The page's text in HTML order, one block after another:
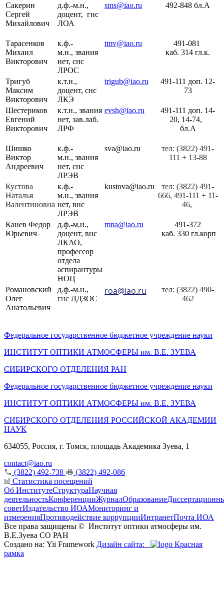
Сакерин
Сергей
Михайлович
д.ф.-м.н.,
доцент, гнс
ЛОА
sms@iao.ru 492-848 бл.А
Тарасенков
Михаил
Викторович
к.ф.-
м.н., звания
нет, снс
ЛРОС
tmv@iao.ru
491-081
каб. 314 гл.к.
Тригуб
Максим
Викторович
к.т.н.,
доцент, снс
ЛКЭ
trigub@iao.ru
491-111 доп. 12-
73
Шестериков
Евгений
Викторович
к.т.н., звания
нет, зав.лаб.
ЛРФ
evsh@iao.ru
491-111 доп. 14-
20, 14-74,
бл.А
Шишко
Виктор
Андреевич
к.ф.-
м.н., звания
нет, снс
ЛРЭВ
sva@iao.ru
тел: (3822) 491-
111 + 13-88
Кустова
Наталья
Валентиновна
к.ф.-
м.н., звания
нет, внс
ЛРЭВ
kustova@iao.ru
тел: (3822) 491-
666, 491-111 + 11-
46,
Канев Федор
Юрьевич
д.ф.-м.н.,
доцент, внс
ЛКАО,
профессор
отдела
аспирантуры
НОЦ
mna@iao.ru
491-372
каб. 330 гл.корп
Романовский
Олег
Анатольевич
д.ф.-м.н.,
гнс ЛДЗОС
roa@iao.ru
тел: (3822) 490-
462
Федеральное государственное бюджетное учреждение науки
ИНСТИТУТ ОПТИКИ АТМОСФЕРЫ им. В.Е. ЗУЕВА
СИБИРСКОГО ОТДЕЛЕНИЯ РАН
Федеральное государственное бюджетное учреждение науки
ИНСТИТУТ ОПТИКИ АТМОСФЕРЫ им. В.Е. ЗУЕВА
СИБИРСКОГО ОТДЕЛЕНИЯ РОССИЙСКОЙ АКАДЕМИИ
НАУК
634055, Россия, г. Томск, площадь Академика Зуева, 1
contact@iao.ru
(3822) 492-738
(3822) 492-086
Статистика посещений
Об ИнститутеСтруктураНаучная
деятельностьКонференцииЖурналОбразование
советИздательство ИОАМониторинг и
измеренияПротиводействие коррупцииИнтранетПочта ИОА
Все права защищены © Институт оптики атмосферы им.
В.Е.Зуева СО РАН
Создано на: Yii Framework Дизайн сайта:
Красная
рамка